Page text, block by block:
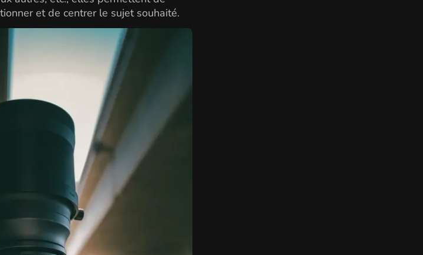
et de centrer le sujet souhaité.